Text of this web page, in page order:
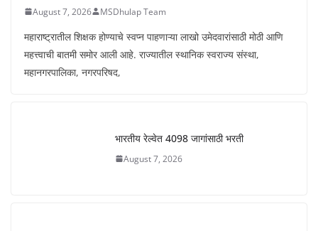
August 7, 2026 MSDhulap Team
महाराष्ट्रातील शिक्षक होण्याचे स्वप्न पाहणाऱ्या लाखो उमेदवारांसाठी मोठी आणि
महत्त्वाची बातमी समोर आली आहे. राज्यातील स्थानिक स्वराज्य संस्था,
महानगरपालिका, नगरपरिषद,
भारतीय रेल्वेत 4098 जागांसाठी भरती
August 7, 2026